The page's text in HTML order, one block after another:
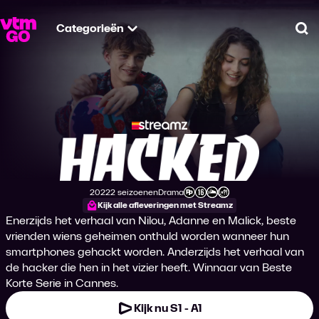
Categorieën
Hacked (2021)
Productiejaar
20222 seizoenen
Genre
Drama
Leeftijdsclassificatie
Kijk alle afleveringen met Streamz
Enerzijds het verhaal van Nilou, Adanne en Malick, beste
vrienden wiens geheimen onthuld worden wanneer hun
smartphones gehackt worden. Anderzijds het verhaal van
de hacker die hen in het vizier heeft. Winnaar van Beste
Korte Serie in Cannes.
Kijk nu S1 - A1